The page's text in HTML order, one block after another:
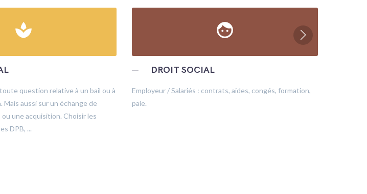
spa
question relative à un bail ou à
Mais aussi sur un échange de
une acquisition. Choisir les
DPB, ...
face
─ DROIT SOCIAL
Employeur / Salariés : contrats, aides, congés, formation,
paie.